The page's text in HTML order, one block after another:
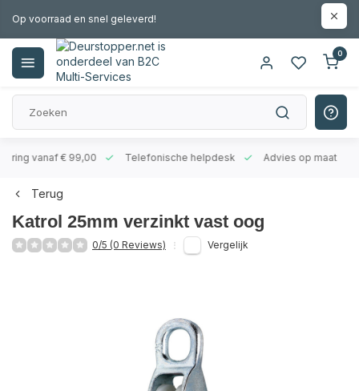
Op voorraad en snel geleverd!
0
vanaf € 99,00 Telefonische helpdesk Advies op maat
Terug
Katrol 25mm verzinkt vast oog
0/5 (0 Reviews) Vergelijk